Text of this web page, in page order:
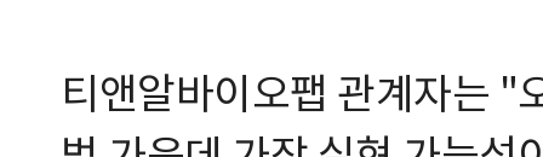
티앤알바이오팹 관계자는 "